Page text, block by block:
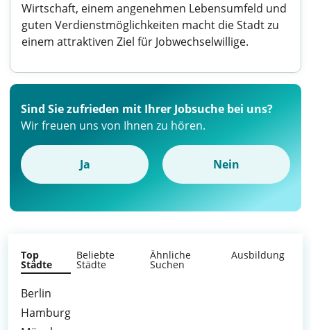
Wirtschaft, einem angenehmen Lebensumfeld und
guten Verdienstmöglichkeiten macht die Stadt zu
einem attraktiven Ziel für Jobwechselwillige.
Sind Sie zufrieden mit Ihrer Jobsuche bei uns?
Wir freuen uns von Ihnen zu hören.
Ja Nein
Top
Städte
Beliebte
Städte
Ähnliche
Suchen
Ausbildung
Berlin
Hamburg